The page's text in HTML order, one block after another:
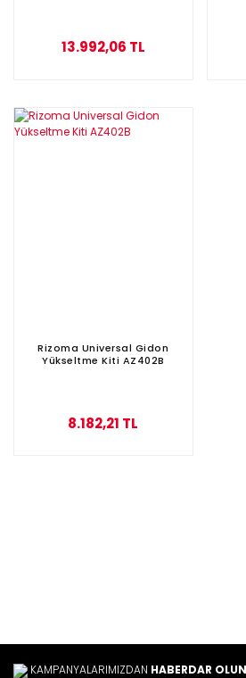
13.992,06 TL
Rizoma Universal Gidon
Yükseltme Kiti AZ402B
8.182,21 TL
KAMPANYALARIMIZDAN HABERDAR OLUN